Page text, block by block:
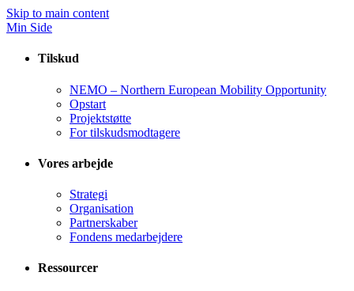
Skip to main content
Min Side
Tilskud
NEMO – Northern European Mobility Opportunity
Opstart
Projektstøtte
For tilskudsmodtagere
Vores arbejde
Strategi
Organisation
Partnerskaber
Fondens medarbejdere
Ressourcer